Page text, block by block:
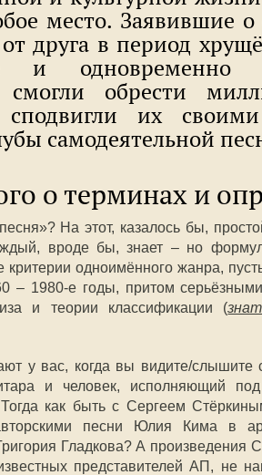
место. Заявившие о
друга в период
и одновременно
смогли обрести
их
самодеятельной
о терминах и
На этот, казалось бы,
вроде бы, знает – но
критерии одноимённого жанра,
– 1980-е годы, притом
и теории классификации (
у вас, когда вы видите/слышите
и человек, исполняющий
Тогда как быть с Сергеем
песни Юлия Кима в
Гладкова? А произведения
представителей АП, не